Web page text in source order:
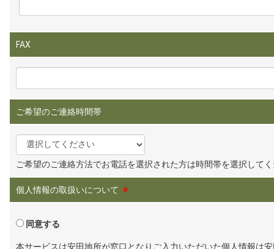
FAX
ご希望のご連絡時間帯
ご希望のご連絡方法でお電話を選択された方は時間帯を選択して
個人情報の取扱いについて ※
同意する
本サービスは安田地所が窓口となりご入力いただいた個人情報は